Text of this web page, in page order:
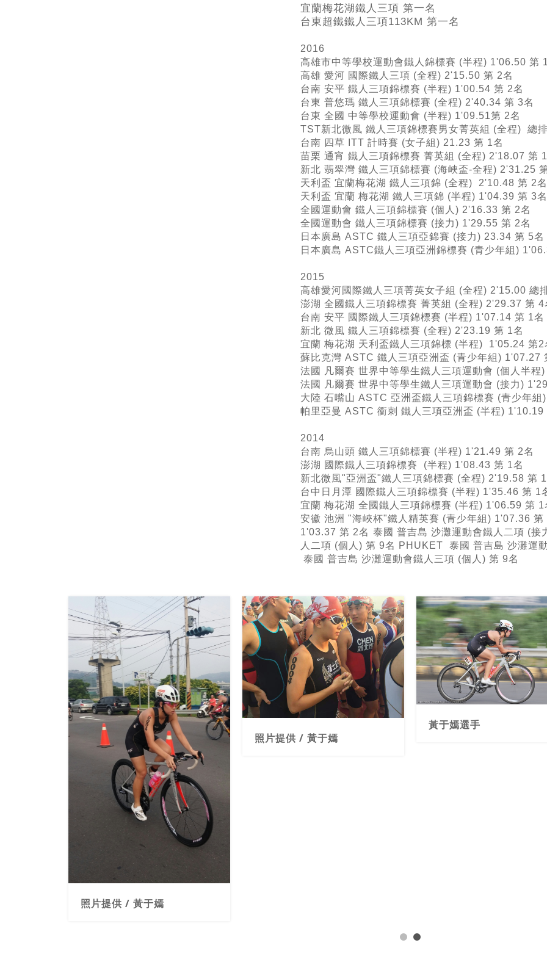
宜蘭梅花湖鐵人三項 第一名
台東超鐵鐵人三項113KM 第一名
2016
高雄市中等學校運動會鐵人錦標賽 (半程) 1'06.50 第
高雄 愛河 國際鐵人三項 (全程) 2'15.50 第 2名
台南 安平 鐵人三項錦標賽 (半程) 1'00.54 第 2名
台東 普悠瑪 鐵人三項錦標賽 (全程) 2'40.34 第 3名
台東 全國 中等學校運動會 (半程) 1'09.51第 2名
TST新北微風 鐵人三項錦標賽男女菁英組 (全程) 總
台南 四草 ITT 計時賽 (女子組) 21.23 第 1名
苗栗 通宵 鐵人三項錦標賽 菁英組 (全程) 2'18.07 第
新北 翡翠灣 鐵人三項錦標賽 (海峽盃-全程) 2'31.25
天利盃 宜蘭梅花湖 鐵人三項錦 (全程) 2'10.48 第 2名
天利盃 宜蘭 梅花湖 鐵人三項錦 (半程) 1'04.39 第 3名
全國運動會 鐵人三項錦標賽 (個人) 2'16.33 第 2名
全國運動會 鐵人三項錦標賽 (接力) 1'29.55 第 2名
日本廣島 ASTC 鐵人三項亞錦賽 (接力) 23.34 第 5名
日本廣島 ASTC鐵人三項亞洲錦標賽 (青少年組)
2015
高雄愛河國際鐵人三項菁英女子組 (全程) 2'15.00 總
澎湖 全國鐵人三項錦標賽 菁英組 (全程) 2'29.37 第 4
台南 安平 國際鐵人三項錦標賽 (半程) 1'07.14 第 1名
新北 微風 鐵人三項錦標賽 (全程) 2'23.19 第 1名
宜蘭 梅花湖 天利盃鐵人三項錦標 (半程) 1'05.24 第2
蘇比克灣 ASTC 鐵人三項亞洲盃 (青少年組) 1'07.27
法國 凡爾賽 世界中等學生鐵人三項運動會 (個人半
法國 凡爾賽 世界中等學生鐵人三項運動會 (接力)
大陸 石嘴山 ASTC 亞洲盃鐵人三項錦標賽 (青少年
帕里亞曼 ASTC 衝刺 鐵人三項亞洲盃 (半程) 1'10.19
2014
台南 烏山頭 鐵人三項錦標賽 (半程) 1'21.49 第 2名
澎湖 國際鐵人三項錦標賽 (半程) 1'08.43 第 1名
新北微風"亞洲盃"鐵人三項錦標賽 (全程) 2'19.58 第
台中日月潭 國際鐵人三項錦標賽 (半程) 1'35.46 第 1
宜蘭 梅花湖 全國鐵人三項錦標賽 (半程) 1'06.59 第 1
安徽 池洲 "海峽杯"鐵人精英賽 (青少年組) 1'07.36 第
1'03.37 第 2名 泰國 普吉島 沙灘運動會鐵人二項 (
人二項 (個人) 第 9名 PHUKET 泰國 普吉島 沙灘運
泰國 普吉島 沙灘運動會鐵人三項 (個人) 第 9名
照片提供 / 黃于嫣